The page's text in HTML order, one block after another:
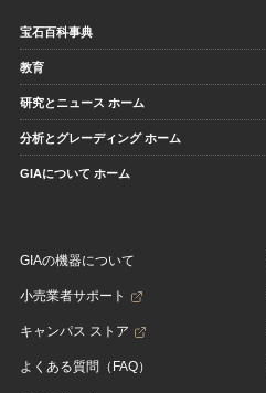
宝石百科事典
教育
研究とニュース ホーム
分析とグレーディング ホーム
GIAについて ホーム
GIAの機器について
小売業者サポート
キャンパス ストア
よくある質問（FAQ）